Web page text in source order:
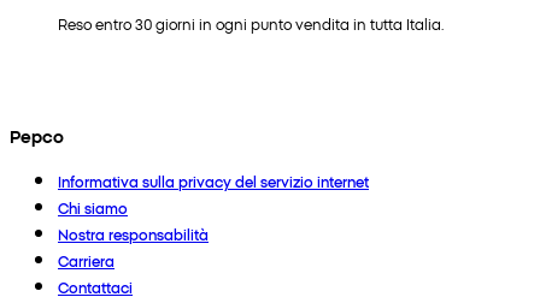
Reso entro 30 giorni in ogni punto vendita in tutta Italia.
Pepco
Informativa sulla privacy del servizio internet
Chi siamo
Nostra responsabilità
Carriera
Contattaci